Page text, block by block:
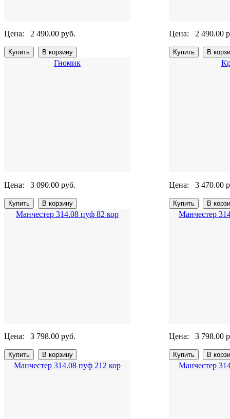
Цена: 2 490.00 руб. Цена: 2 490.00
Гномик
Цена: 3 090.00 руб. Цена: 3 470.00
Манчестер 314.08 пуф 82 кор
Цена: 3 798.00 руб.
Манчестер
Цена: 3 798.00
Манчестер 314.08 пуф 212 кор Манчестер